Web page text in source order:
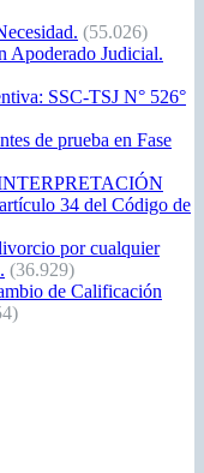
(55.026)
Apoderado Judicial.
SSC-TSJ N° 526°
de prueba en Fase
34 del Código de
por cualquier
(36.929)
de Calificación